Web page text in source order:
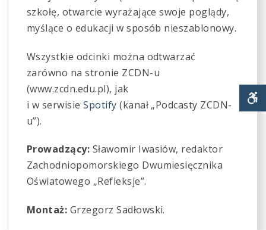
szkołę, otwarcie wyrażające swoje poglądy,
myślące o edukacji w sposób nieszablonowy.
Wszystkie odcinki można odtwarzać
zarówno na stronie ZCDN-u
(www.zcdn.edu.pl), jak
i w serwisieSpotify (kanał „Podcasty ZCDN-
u”).
Prowadzący: Sławomir Iwasiów, redaktor
Zachodniopomorskiego Dwumiesięcznika
Oświatowego „Refleksje”.
Montaż: Grzegorz Sadłowski.